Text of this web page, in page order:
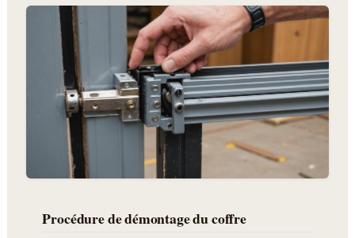
Procédure de démontage du coffre